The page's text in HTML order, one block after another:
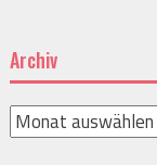
Archiv
Archiv